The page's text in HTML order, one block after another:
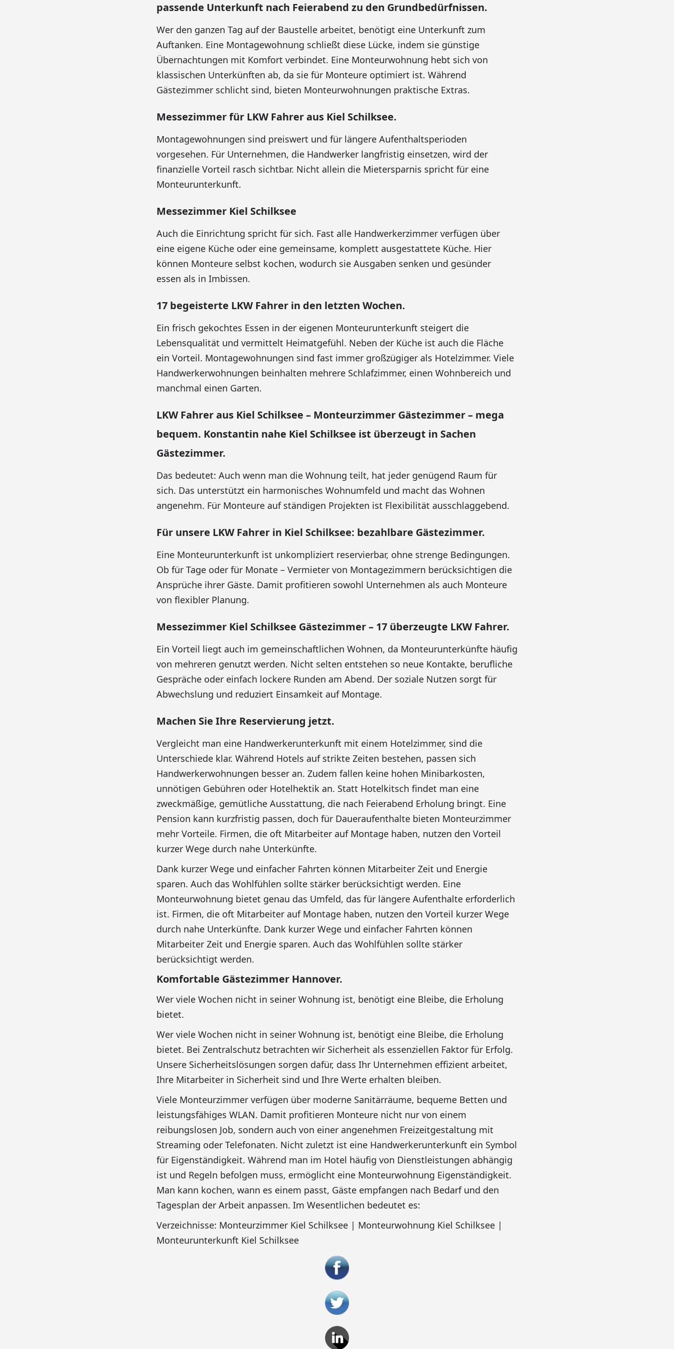
passende Unterkunft nach Feierabend zu den Grundbedürfnissen.
Wer den ganzen Tag auf der Baustelle arbeitet, benötigt eine Unterkunft zum
Auftanken. Eine Montagewohnung schließt diese Lücke, indem sie günstige
Übernachtungen mit Komfort verbindet. Eine Monteurwohnung hebt sich von
klassischen Unterkünften ab, da sie für Monteure optimiert ist. Während
Gästezimmer schlicht sind, bieten Monteurwohnungen praktische Extras.
Messezimmer für LKW Fahrer aus Kiel Schilksee.
Montagewohnungen sind preiswert und für längere Aufenthaltsperioden
vorgesehen. Für Unternehmen, die Handwerker langfristig einsetzen, wird der
finanzielle Vorteil rasch sichtbar. Nicht allein die Mietersparnis spricht für eine
Monteurunterkunft.
Messezimmer Kiel Schilksee
Auch die Einrichtung spricht für sich. Fast alle Handwerkerzimmer verfügen über
eine eigene Küche oder eine gemeinsame, komplett ausgestattete Küche. Hier
können Monteure selbst kochen, wodurch sie Ausgaben senken und gesünder
essen als in Imbissen.
17 begeisterte LKW Fahrer in den letzten Wochen.
Ein frisch gekochtes Essen in der eigenen Monteurunterkunft steigert die
Lebensqualität und vermittelt Heimatgefühl. Neben der Küche ist auch die Fläche
ein Vorteil. Montagewohnungen sind fast immer großzügiger als Hotelzimmer. Viele
Handwerkerwohnungen beinhalten mehrere Schlafzimmer, einen Wohnbereich und
manchmal einen Garten.
LKW Fahrer aus Kiel Schilksee – Monteurzimmer Gästezimmer – mega
bequem. Konstantin nahe Kiel Schilksee ist überzeugt in Sachen
Gästezimmer.
Das bedeutet: Auch wenn man die Wohnung teilt, hat jeder genügend Raum für
sich. Das unterstützt ein harmonisches Wohnumfeld und macht das Wohnen
angenehm. Für Monteure auf ständigen Projekten ist Flexibilität ausschlaggebend.
Für unsere LKW Fahrer in Kiel Schilksee: bezahlbare Gästezimmer.
Eine Monteurunterkunft ist unkompliziert reservierbar, ohne strenge Bedingungen.
Ob für Tage oder für Monate – Vermieter von Montagezimmern berücksichtigen die
Ansprüche ihrer Gäste. Damit profitieren sowohl Unternehmen als auch Monteure
von flexibler Planung.
Messezimmer Kiel Schilksee Gästezimmer – 17 überzeugte LKW Fahrer.
Ein Vorteil liegt auch im gemeinschaftlichen Wohnen, da Monteurunterkünfte häufig
von mehreren genutzt werden. Nicht selten entstehen so neue Kontakte, berufliche
Gespräche oder einfach lockere Runden am Abend. Der soziale Nutzen sorgt für
Abwechslung und reduziert Einsamkeit auf Montage.
Machen Sie Ihre Reservierung jetzt.
Vergleicht man eine Handwerkerunterkunft mit einem Hotelzimmer, sind die
Unterschiede klar. Während Hotels auf strikte Zeiten bestehen, passen sich
Handwerkerwohnungen besser an. Zudem fallen keine hohen Minibarkosten,
unnötigen Gebühren oder Hotelhektik an. Statt Hotelkitsch findet man eine
zweckmäßige, gemütliche Ausstattung, die nach Feierabend Erholung bringt. Eine
Pension kann kurzfristig passen, doch für Daueraufenthalte bieten Monteurzimmer
mehr Vorteile. Firmen, die oft Mitarbeiter auf Montage haben, nutzen den Vorteil
kurzer Wege durch nahe Unterkünfte.
Dank kurzer Wege und einfacher Fahrten können Mitarbeiter Zeit und Energie
sparen. Auch das Wohlfühlen sollte stärker berücksichtigt werden. Eine
Monteurwohnung bietet genau das Umfeld, das für längere Aufenthalte erforderlich
ist. Firmen, die oft Mitarbeiter auf Montage haben, nutzen den Vorteil kurzer Wege
durch nahe Unterkünfte. Dank kurzer Wege und einfacher Fahrten können
Mitarbeiter Zeit und Energie sparen. Auch das Wohlfühlen sollte stärker
berücksichtigt werden.
Komfortable Gästezimmer Hannover.
Wer viele Wochen nicht in seiner Wohnung ist, benötigt eine Bleibe, die Erholung
bietet.
Wer viele Wochen nicht in seiner Wohnung ist, benötigt eine Bleibe, die Erholung
bietet. Bei Zentralschutz betrachten wir Sicherheit als essenziellen Faktor für Erfolg.
Unsere Sicherheitslösungen sorgen dafür, dass Ihr Unternehmen effizient arbeitet,
Ihre Mitarbeiter in Sicherheit sind und Ihre Werte erhalten bleiben.
Viele Monteurzimmer verfügen über moderne Sanitärräume, bequeme Betten und
leistungsfähiges WLAN. Damit profitieren Monteure nicht nur von einem
reibungslosen Job, sondern auch von einer angenehmen Freizeitgestaltung mit
Streaming oder Telefonaten. Nicht zuletzt ist eine Handwerkerunterkunft ein Symbol
für Eigenständigkeit. Während man im Hotel häufig von Dienstleistungen abhängig
ist und Regeln befolgen muss, ermöglicht eine Monteurwohnung Eigenständigkeit.
Man kann kochen, wann es einem passt, Gäste empfangen nach Bedarf und den
Tagesplan der Arbeit anpassen. Im Wesentlichen bedeutet es:
Verzeichnisse: Monteurzimmer Kiel Schilksee | Monteurwohnung Kiel Schilksee |
Monteurunterkunft Kiel Schilksee